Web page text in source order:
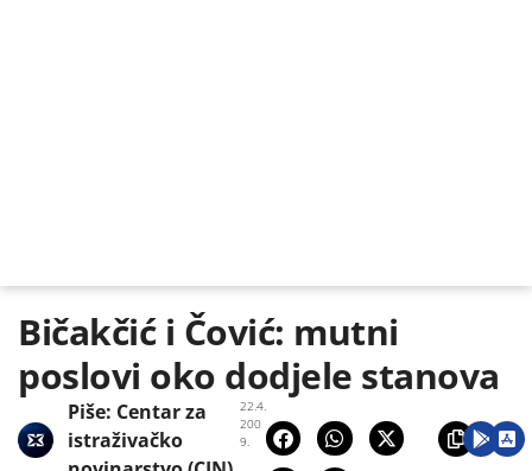
Bičakčić i Čović: mutni
poslovi oko dodjele stanova
22.4.
200
9.
Piše: Centar za
istraživačko